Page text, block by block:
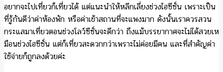
อยากจะไปเที่ยวก็เที่ยวได้ แต่แนะนำให้หลีกเลี่ยงช่วงไฮซีซั่น เพราะเป็น
ที่รู้กันดีว่าค่าห้องพัก หรือค่าเข้าสถานที่จะแพงมาก ดังนั้นเราควรสวน
กระแสมาเที่ยวตอนช่วงโลว์ซีซั่นจะดีกว่า ถึงแม้บรรยากาศจะไม่ได้สวยเห
มือนช่วงไฮซีซั่น แต่ก็เที่ยวสะดวกกว่าเพราะไม่ค่อยมีคน และที่สำคัญค่า
ใช้จ่ายก็ถูกลงด้วยค่ะ